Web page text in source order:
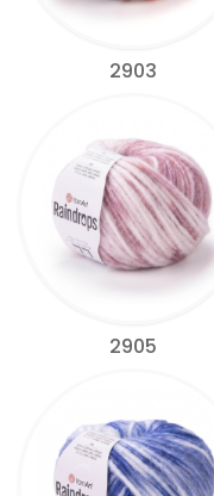
2903
2905